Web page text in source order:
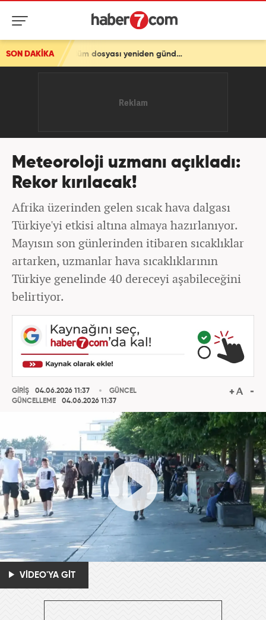
SON DAKİKA
Meteoroloji uzmanı açıkladı:
Rekor kırılacak!
Afrika üzerinden gelen sıcak hava dalgası
Türkiye'yi etkisi altına almaya hazırlanıyor.
Mayısın son günlerinden itibaren sıcaklıklar
artarken, uzmanlar hava sıcaklıklarının
Türkiye genelinde 40 dereceyi aşabileceğini
belirtiyor.
GİRİŞ
04.06.2026 11:37
GÜNCELLEME
04.06.2026 11:37
GÜNCEL
VİDEO'YA GİT